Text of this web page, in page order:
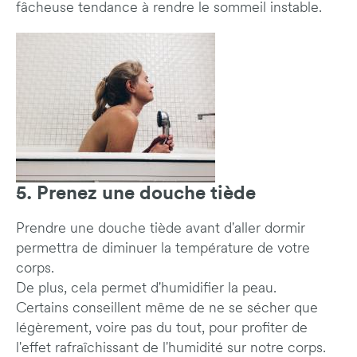
fâcheuse tendance à rendre le sommeil instable.
5. Prenez une douche tiède
Prendre une douche tiède avant d'aller dormir
permettra de diminuer la température de votre
corps.
De plus, cela permet d'humidifier la peau.
Certains conseillent même de ne se sécher que
légèrement, voire pas du tout, pour profiter de
l'effet rafraîchissant de l'humidité sur notre corps.